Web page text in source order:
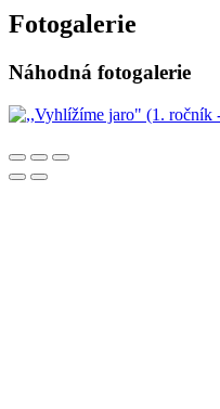
Fotogalerie
Náhodná fotogalerie